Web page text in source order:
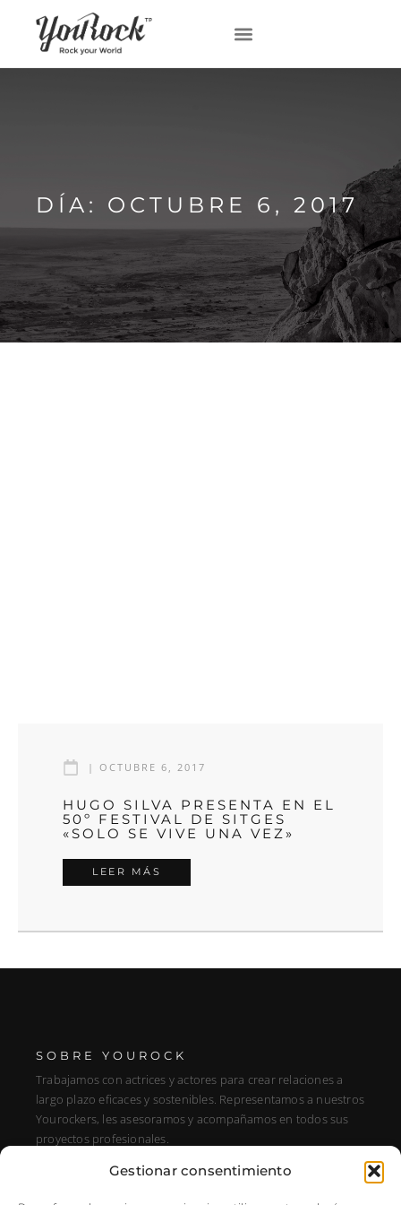
Gestionar consentimiento
DÍA: OCTUBRE 6, 2017
| OCTUBRE 6, 2017
HUGO SILVA PRESENTA EN EL
50º FESTIVAL DE SITGES
«SOLO SE VIVE UNA VEZ»
LEER MÁS
SOBRE YOUROCK
Trabajamos con actrices y actores para crear relaciones a
largo plazo eficaces y sostenibles. Representamos a nuestros
Yourockers, les asesoramos y acompañamos en todos sus
proyectos profesionales.
DIRECCIÓN